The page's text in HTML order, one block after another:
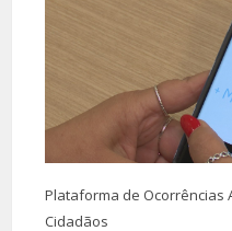
Plataforma de Ocorrências
Cidadãos